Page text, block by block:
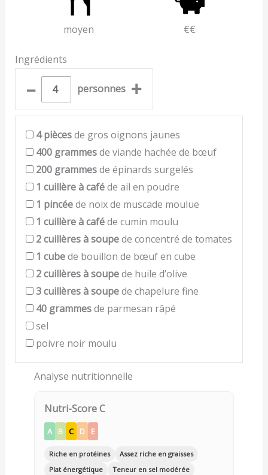
moyen €€
Ingrédients
– personnes +
4 piècesde gros oignons jaunes
400 grammesde viande hachée de bœuf
200 grammesde épinards surgelés
1 cuillère à caféde ail en poudre
1 pincéede noix de muscade moulue
1 cuillère à caféde cumin moulu
2cuillères à soupede concentré de tomates
1 cubede bouillon de bœuf en cube
2cuillères à soupede huile d’olive
3cuillères à soupede chapelure fine
40 grammesde parmesan râpé
sel
poivre noir moulu
Analyse nutritionnelle
Nutri-Score C
A B C D E
Riche en protéines
Assez riche en graisses
Plat énergétique
Teneur en sel modérée